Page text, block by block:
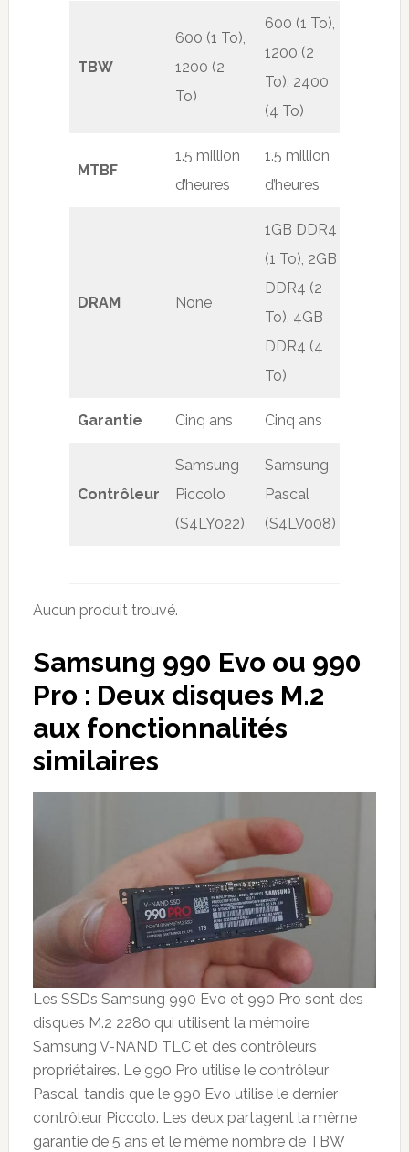
TBW
600 (1 To),
1200 (2
To)
600 (1 To),
1200 (2
To), 2400
(4 To)
MTBF
1.5 million
d’heures
1.5 million
d’heures
DRAM None
1GB DDR4
(1 To), 2GB
DDR4 (2
To), 4GB
DDR4 (4
To)
Garantie Cinq ans Cinq ans
Contrôleur
Samsung
Piccolo
(S4LY022)
Samsung
Pascal
(S4LV008)
Aucun produit trouvé.
Samsung 990 Evo ou 990
Pro : Deux disques M.2
aux fonctionnalités
similaires
Les SSDs Samsung 990 Evo et 990 Pro sont des
disques M.2 2280 qui utilisent la mémoire
Samsung V-NAND TLC et des contrôleurs
propriétaires. Le 990 Pro utilise le contrôleur
Pascal, tandis que le 990 Evo utilise le dernier
contrôleur Piccolo. Les deux partagent la même
garantie de 5 ans et le même nombre de TBW